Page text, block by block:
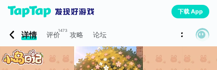
下载 App
详情 评价1473 攻略 论坛